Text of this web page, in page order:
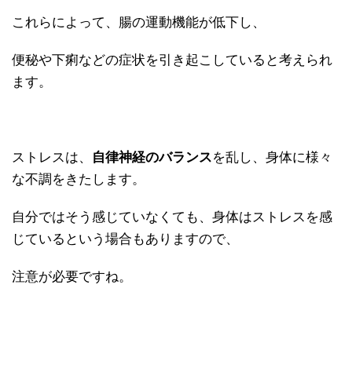
これらによって、腸の運動機能が低下し、
便秘や下痢などの症状を引き起こしていると考えられ
ます。
ストレスは、 自律神経のバランスを乱し、身体に様々
な不調をきたします。
自分ではそう感じていなくても、身体はストレスを感
じているという場合もありますので、
注意が必要ですね。